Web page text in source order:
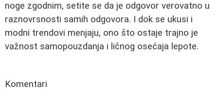
noge zgodnim, setite se da je odgovor verovatno u
raznovrsnosti samih odgovora. I dok se ukusi i
modni trendovi menjaju, ono što ostaje trajno je
važnost samopouzdanja i ličnog osećaja lepote.
Komentari